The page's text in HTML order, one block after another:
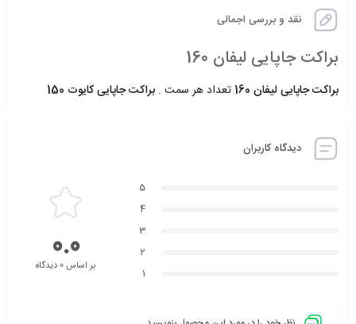
نقد و بررسی اجمالی
براکت جاپایی لیفان 160
براکت جاپایی لیفان 160 تعداد هر سمت . براکت جاپایی کایوت 150
دیدگاه کاربران
5
4
3
2
1
0.0بر اساس 0 دیدگاه